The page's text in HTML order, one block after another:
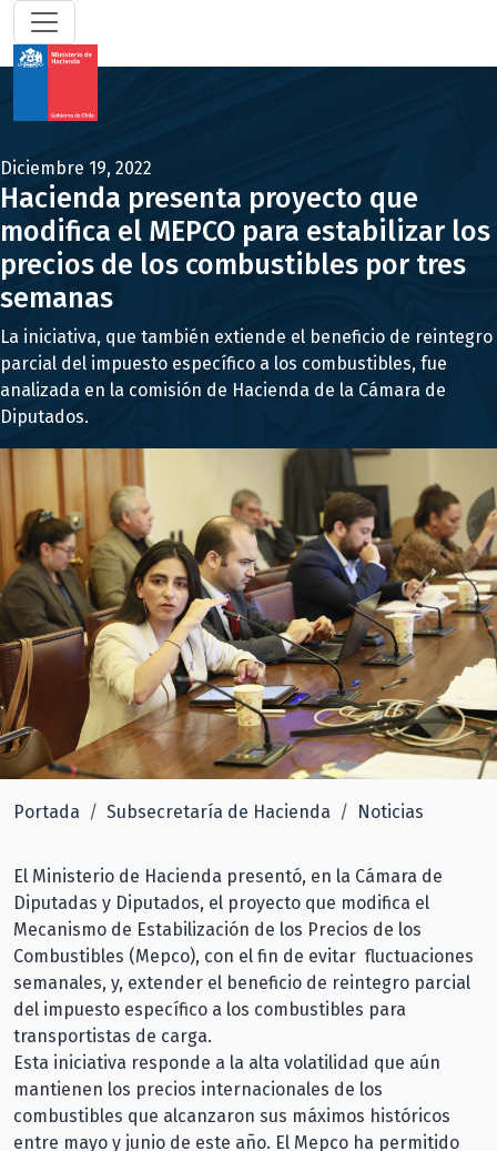
Diciembre 19, 2022
Hacienda presenta proyecto que
modifica el MEPCO para estabilizar los
precios de los combustibles por tres
semanas
La iniciativa, que también extiende el beneficio de reintegro
parcial del impuesto específico a los combustibles, fue
analizada en la comisión de Hacienda de la Cámara de
Diputados.
Portada Subsecretaría de Hacienda Noticias
El Ministerio de Hacienda presentó, en la Cámara de
Diputadas y Diputados, el proyecto que modifica el
Mecanismo de Estabilización de los Precios de los
Combustibles (Mepco), con el fin de evitar fluctuaciones
semanales, y, extender el beneficio de reintegro parcial
del impuesto específico a los combustibles para
transportistas de carga.
Esta iniciativa responde a la alta volatilidad que aún
mantienen los precios internacionales de los
combustibles que alcanzaron sus máximos históricos
entre mayo y junio de este año. El Mepco ha permitido